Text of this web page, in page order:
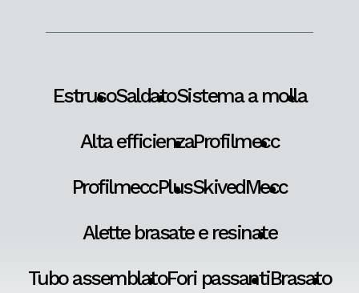
EstrusoSaldatoSistema a molla
Alta efficienzaProfilmecc
ProfilmeccPlusSkivedMecc
Alette brasate e resinate
Tubo assemblatoFori passantiBrasato